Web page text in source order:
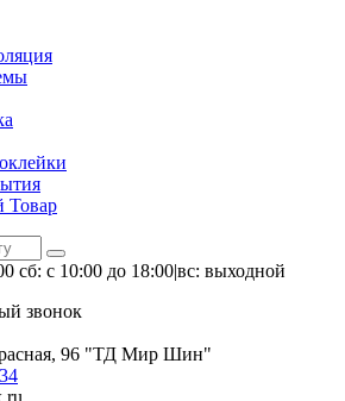
Товар
сб: с 10:00 до 18:00|вс: выходной
звонок
96 "ТД Мир Шин"